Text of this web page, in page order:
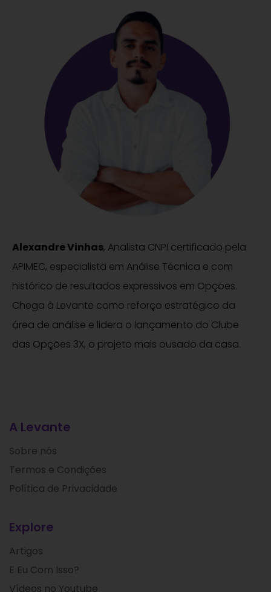
Alexandre Vinhas, Analista CNPI certificado pela
APIMEC, especialista em Análise Técnica e com
histórico de resultados expressivos em Opções.
Chega à Levante como reforço estratégico da
área de análise e lidera o lançamento do Clube
das Opções 3X, o projeto mais ousado da casa.
A Levante
Sobre nós
Termos e Condições
Política de Privacidade
Explore
Artigos
E Eu Com Isso?
Vídeos no Youtube